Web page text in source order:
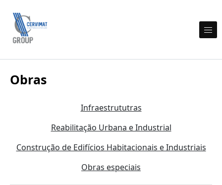
Skip to content
Obras
Infraestrututras
Reabilitação Urbana e Industrial
Construção de Edifícios Habitacionais e Industriais
Obras especiais